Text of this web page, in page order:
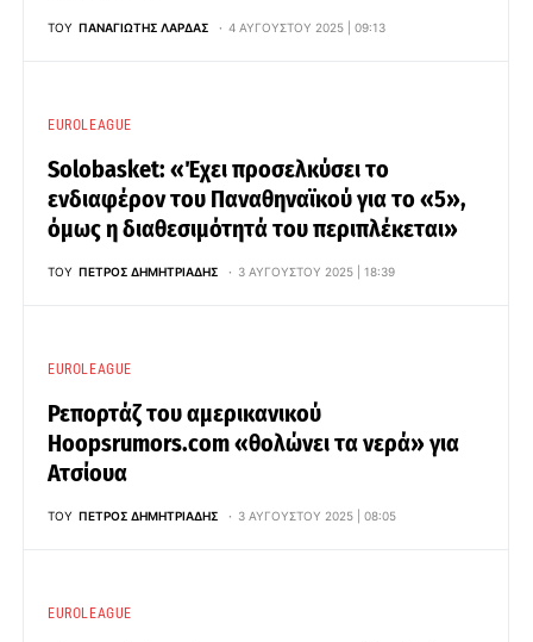
ΤΟΥ ΠΑΝΑΓΙΏΤΗΣ ΛΆΡΔΑΣ 4 ΑΥΓΟΎΣΤΟΥ 2025 | 09:13
EUROLEAGUE
Solobasket: «Έχει προσελκύσει το
ενδιαφέρον του Παναθηναϊκού για το «5»,
όμως η διαθεσιμότητά του περιπλέκεται»
ΤΟΥ ΠΈΤΡΟΣ ΔΗΜΗΤΡΙΆΔΗΣ 3 ΑΥΓΟΎΣΤΟΥ 2025 | 18:39
EUROLEAGUE
Ρεπορτάζ του αμερικανικού
Hoopsrumors.com «θολώνει τα νερά» για
Ατσίουα
ΤΟΥ ΠΈΤΡΟΣ ΔΗΜΗΤΡΙΆΔΗΣ 3 ΑΥΓΟΎΣΤΟΥ 2025 | 08:05
EUROLEAGUE